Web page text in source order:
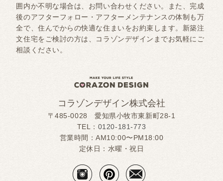
囲内か不明な場合は、お問い合わせください。また、完成
後のアフターフォロー・アフターメンテナンスの体制も万
全で、住んでからの快適な住まいをお約束します。新築注
文住宅をご検討の方は、コラゾンデザインまでお気軽にご
相談ください。
コラゾンデザイン株式会社
〒485-0028 愛知県小牧市東新町28-1
TEL： 0120-181-773
営業時間：AM10:00〜PM18:00
定休日：水曜・祝日